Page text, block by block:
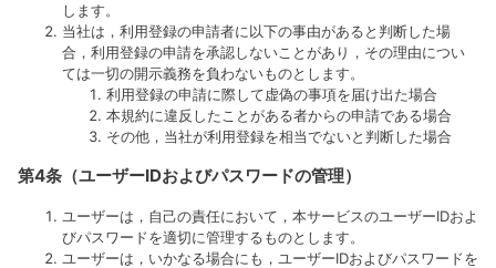
します。
当社は，利用登録の申請者に以下の事由があると判断した場
合，利用登録の申請を承認しないことがあり，その理由につい
ては一切の開示義務を負わないものとします。
利用登録の申請に際して虚偽の事項を届け出た場合
本規約に違反したことがある者からの申請である場合
その他，当社が利用登録を相当でないと判断した場合
第4条（ユーザーIDおよびパスワードの管理）
ユーザーは，自己の責任において，本サービスのユーザーIDおよ
びパスワードを適切に管理するものとします。
ユーザーは，いかなる場合にも，ユーザーIDおよびパスワードを